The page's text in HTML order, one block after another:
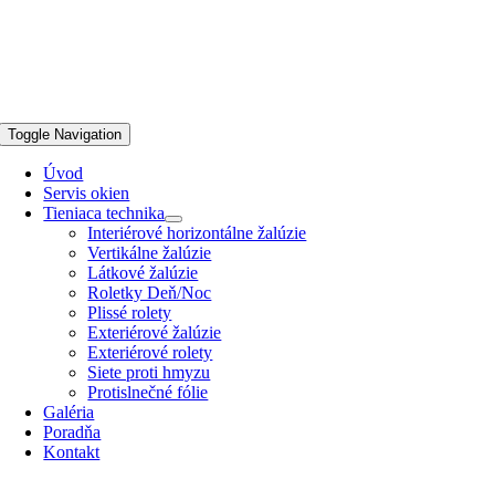
Toggle Navigation
Úvod
Servis okien
Tieniaca technika
Interiérové horizontálne žalúzie
Vertikálne žalúzie
Látkové žalúzie
Roletky Deň/Noc
Plissé rolety
Exteriérové žalúzie
Exteriérové rolety
Siete proti hmyzu
Protislnečné fólie
Galéria
Poradňa
Kontakt